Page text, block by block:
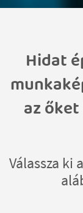
Hidat
az
Válassza ki